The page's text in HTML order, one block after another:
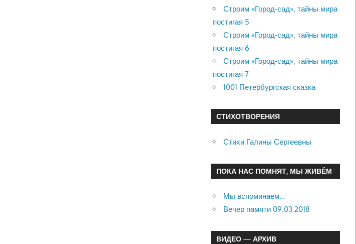
Строим «Город-сад», тайны мира
постигая 5
Строим «Город-сад», тайны мира
постигая 6
Строим «Город-сад», тайны мира
постигая 7
1001 Петербургская сказка
СТИХОТВОРЕНИЯ
Стихи Галины Сергеевны
ПОКА НАС ПОМНЯТ, МЫ ЖИВЁМ
Мы вспоминаем…
Вечер памяти 09.03.2018
ВИДЕО — АРХИВ